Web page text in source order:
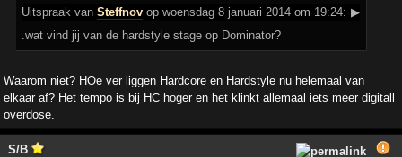
Uitspraak vanSteffnov op woensdag 8 januari 2014 om 19:24: ▶
.wat vind jij van de hardstyle stage op Dominator?
Waarom niet? HOe ver liggen Hardcore en Hardstyle nu helemaal van
elkaar af? Het tempo is bij HC hoger en het klinkt allemaal iets meer digitall
overdose.
S/B